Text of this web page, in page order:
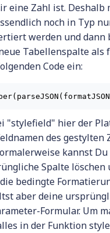
eine Zahl ist. Deshalb
noch in Typ
werden und dann
Tabellenspalte als
Code ein:
"stylefield" hier der
des gestylten
kannst Du
Spalte
bedingte
aber deine
Formular. Um
in der Funktion